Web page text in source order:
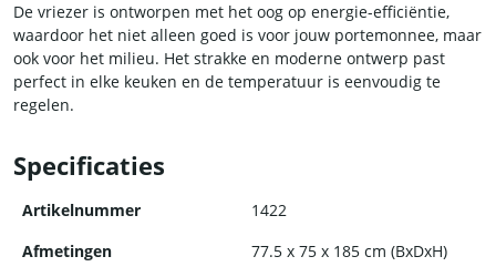
De vriezer is ontworpen met het oog op energie-efficiëntie,
waardoor het niet alleen goed is voor jouw portemonnee, maar
ook voor het milieu. Het strakke en moderne ontwerp past
perfect in elke keuken en de temperatuur is eenvoudig te
regelen.
Dus als je op zoek bent naar een betrouwbare, duurzame en
efficiënte koelkast met voldoende ruimte is de HCB koelkast de
ideale keuze voor jou.
Specificaties
Artikelnummer
1422
Afmetingen
77.5 x 75 x 185 cm (BxDxH)